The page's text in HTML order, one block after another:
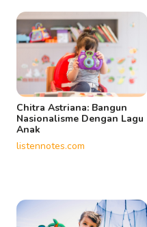
Chitra Astriana: Bangun
Nasionalisme Dengan Lagu
Anak
listennotes.com